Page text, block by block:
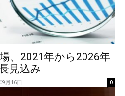
、2021年から2026年
見込み
9月16日 0